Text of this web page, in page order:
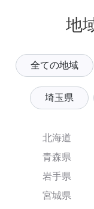
地
全ての地域
埼玉県
北海道
青森県
岩手県
宮城県